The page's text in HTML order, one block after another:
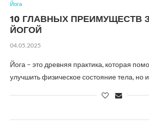
Йога
10 ГЛАВНЫХ ПРЕИМУЩЕСТВ
ЙОГОЙ
04.05.2025
Йога – это древняя практика, которая
улучшить физическое состояние тела, но